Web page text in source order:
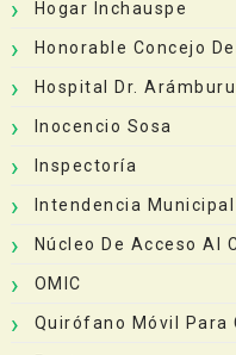
Hogar Inchauspe
Honorable Concejo
Hospital Dr. Arámburu
Inocencio Sosa
Inspectoría
Intendencia Municipal
Núcleo De Acceso Al
OMIC
Quirófano Móvil Para